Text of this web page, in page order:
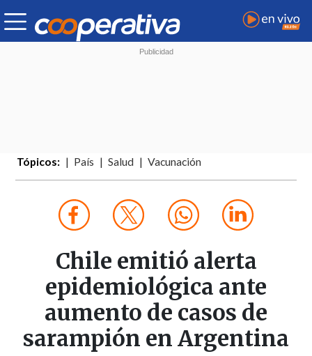
Tópicos: País Salud Vacunación
Chile emitió alerta
epidemiológica ante
aumento de casos de
sarampión en Argentina